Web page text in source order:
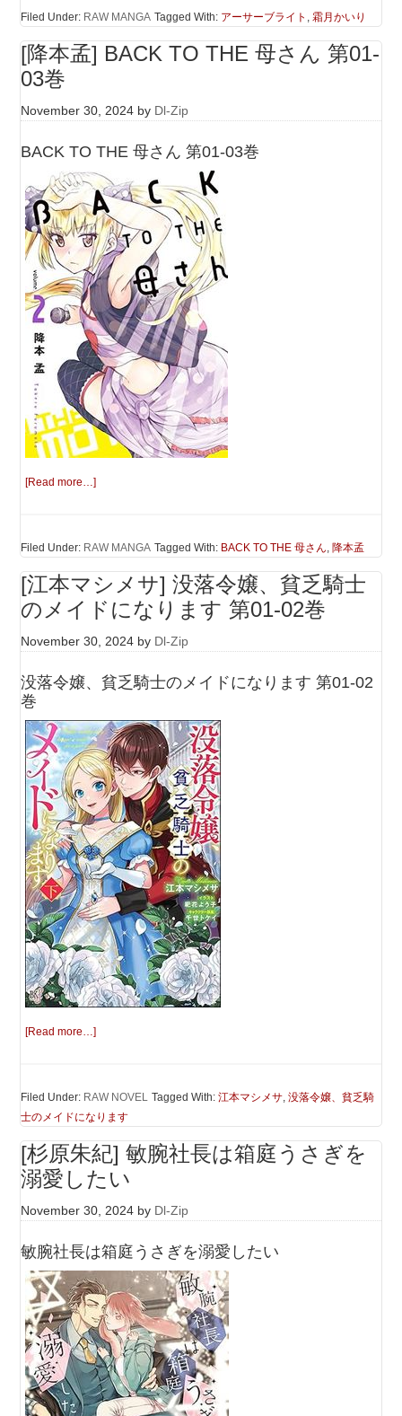
Filed Under: RAW MANGA Tagged With: アーサーブライト ,霜月かいり
[降本孟] BACK TO THE 母さん 第01-
03巻
November 30, 2024 by Dl-Zip
BACK TO THE 母さん 第01-03巻
[Read more…]
Filed Under: RAW MANGA Tagged With: BACK TO THE 母さん, 降本孟
[江本マシメサ] 没落令嬢、貧乏騎士
のメイドになります 第01-02巻
November 30, 2024 by Dl-Zip
没落令嬢、貧乏騎士のメイドになります 第01-02
巻
[Read more…]
Filed Under: RAW NOVEL Tagged With:江本マシメサ,没落令嬢、貧乏騎
士のメイドになります
[杉原朱紀] 敏腕社長は箱庭うさぎを
溺愛したい
November 30, 2024 by Dl-Zip
敏腕社長は箱庭うさぎを溺愛したい